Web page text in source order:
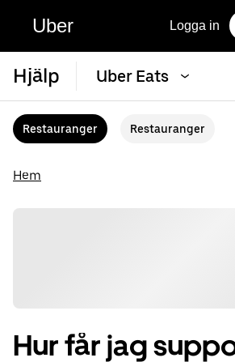
Uber Logga in
Hjälp Uber Eats
Restauranger Restauranger
Hem
Hur får jag